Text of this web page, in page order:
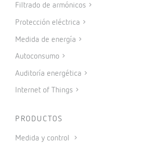
Filtrado de armónicos
Protección eléctrica
Medida de energía
Autoconsumo
Auditoría energética
Internet of Things
PRODUCTOS
Medida y control